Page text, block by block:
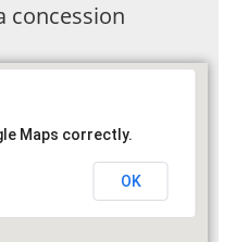
concession
Maps correctly.
OK